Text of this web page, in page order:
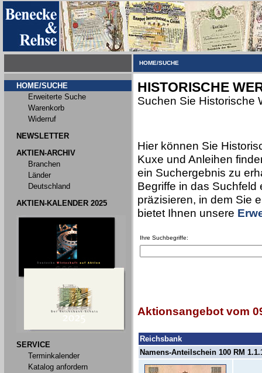
HOME/SUCHE
HOME/SUCHE
Erweiterte Suche
Warenkorb
Widerruf
NEWSLETTER
AKTIEN-ARCHIV
Branchen
Länder
Deutschland
AKTIEN-KALENDER 2025
SERVICE
Terminkalender
Katalog anfordern
HISTORISCHE
Suchen Sie Historische
Hier können Sie
Kuxe und Anleihen
ein Suchergebnis zu
Begriffe in das
präzisieren, in dem Sie
bietet Ihnen unsere
Ihre Suchbegriffe:
Aktionsangebot vom
Reichsbank
Namens-Anteilschein 100 RM